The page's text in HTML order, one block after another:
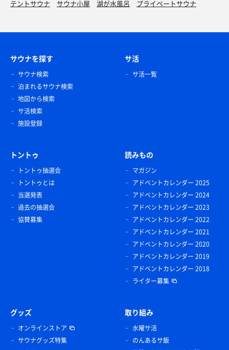
テントサウナ
サウナ小屋 湖が水風呂 プライベートサウナ
サウナを探す
サウナ検索
泊まれるサウナ検索
地図から検索
サ活検索
施設登録
サ活
サ活一覧
トントゥ
トントゥ抽選会
トントゥとは
当選発表
過去の抽選会
協賛募集
読みもの
マガジン
アドベントカレンダー 2025
アドベントカレンダー 2024
アドベントカレンダー 2023
アドベントカレンダー 2022
アドベントカレンダー 2021
アドベントカレンダー 2020
アドベントカレンダー 2019
アドベントカレンダー 2018
ライター募集
グッズ
オンラインストア
サウナグッズ特集
取り組み
水曜サ活
のんあるサ飯